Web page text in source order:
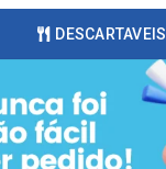
DESCARTAVEIS